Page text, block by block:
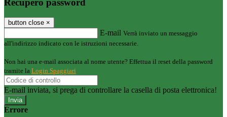
button close ×
E-mail Verrà inviato un messaggio
all'indirizzo indicato con le istruzioni necessarie.
Non hai una e-mail associata al nome utente? Effettua il reset della password
tramite la Login Spaggiari
E-mail inviata, si prega di controllare la casella di posta elettronica!
Errore